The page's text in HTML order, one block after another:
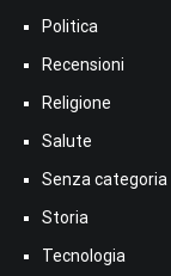
Politica
Recensioni
Religione
Salute
Senza categoria
Storia
Tecnologia